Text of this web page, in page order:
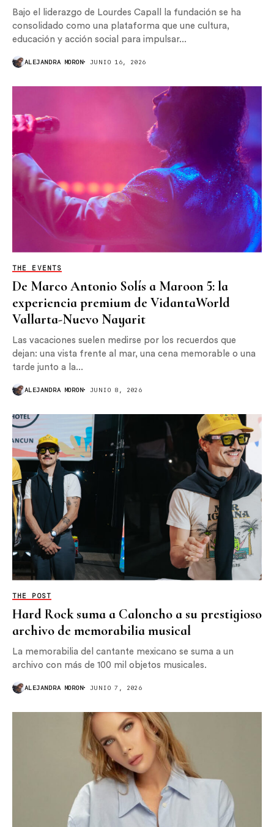
Bajo el liderazgo de Lourdes Capall la fundación se ha
consolidado como una plataforma que une cultura,
educación y acción social para impulsar...
ALEJANDRA MORON JUNIO 16, 2026
THE EVENTS
De Marco Antonio Solís a Maroon 5: la
experiencia premium de VidantaWorld
Vallarta-Nuevo Nayarit
Las vacaciones suelen medirse por los recuerdos que
dejan: una vista frente al mar, una cena memorable o una
tarde junto a la...
ALEJANDRA MORON JUNIO 8, 2026
THE POST
Hard Rock suma a Caloncho a su prestigioso
archivo de memorabilia musical
La memorabilia del cantante mexicano se suma a un
archivo con más de 100 mil objetos musicales.
ALEJANDRA MORON JUNIO 7, 2026